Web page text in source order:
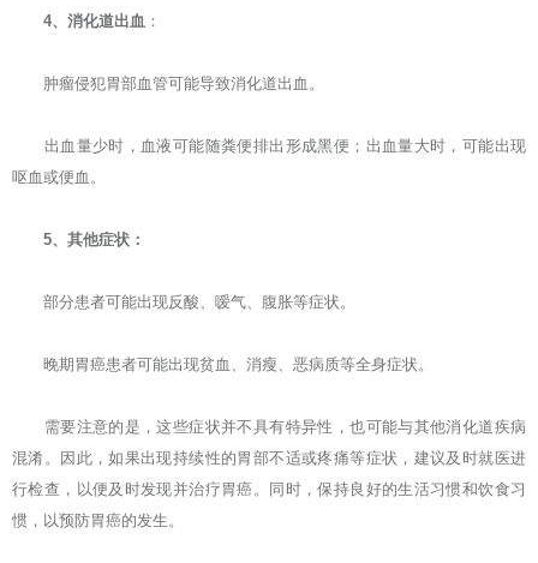
4、消化道出血 ：
肿瘤侵犯胃部血管可能导致消化道出血。
出血量少时，血液可能随粪便排出形成黑便；出血量大时，可能出现
呕血或便血。
5、其他症状：
部分患者可能出现反酸、嗳气、腹胀等症状。
晚期胃癌患者可能出现贫血、消瘦、恶病质等全身症状。
需要注意的是，这些症状并不具有特异性，也可能与其他消化道疾病
混淆。因此，如果出现持续性的胃部不适或疼痛等症状，建议及时就医进
行检查，以便及时发现并治疗胃癌。同时，保持良好的生活习惯和饮食习
惯，以预防胃癌的发生。